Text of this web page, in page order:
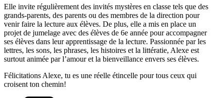
Elle invite régulièrement des invités mystères en classe tels que des
grands-parents, des parents ou des membres de la direction pour
venir faire la lecture aux élèves. De plus, elle a mis en place un
projet de jumelage avec des élèves de 6e année pour accompagner
ses élèves dans leur apprentissage de la lecture. Passionnée par les
lettres, les sons, les phrases, les histoires et la littératie, Alexe est
surtout animée par l’amour et la bienveillance envers ses élèves.
Félicitations Alexe, tu es une réelle étincelle pour tous ceux qui
croisent ton chemin!